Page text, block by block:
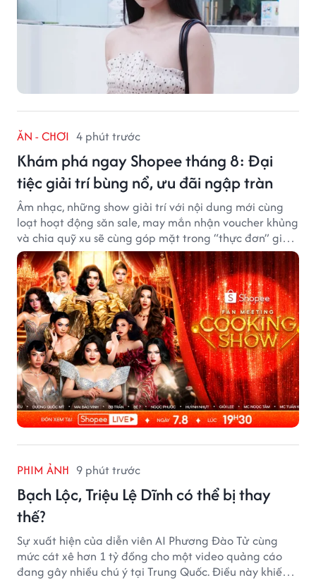
ĂN - CHƠI 4 phút trước
Khám phá ngay Shopee tháng 8: Đại
tiệc giải trí bùng nổ, ưu đãi ngập tràn
Âm nhạc, những show giải trí với nội dung mới cùng
loạt hoạt động săn sale, may mắn nhận voucher khủng
và chia quỹ xu sẽ cùng góp mặt trong “thực đơn” giải
trí cuối tuần trên Shopee, diễn ra liên tiếp vào ngày
7/8 và 8/8.
PHIM ẢNH 9 phút trước
Bạch Lộc, Triệu Lệ Dĩnh có thể bị thay
thế?
Sự xuất hiện của diễn viên AI Phương Đào Tử cùng
mức cát xê hơn 1 tỷ đồng cho một video quảng cáo
đang gây nhiều chú ý tại Trung Quốc. Điều này khiến